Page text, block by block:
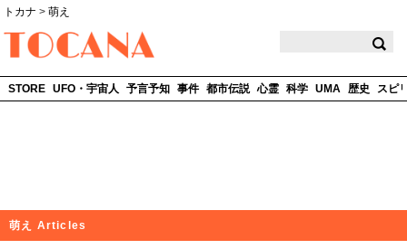
トカナ > 萌え
STORE UFO・宇宙人 予言予知 事件 都市伝説 心霊 科学 UMA 歴史 スピ
萌え Articles